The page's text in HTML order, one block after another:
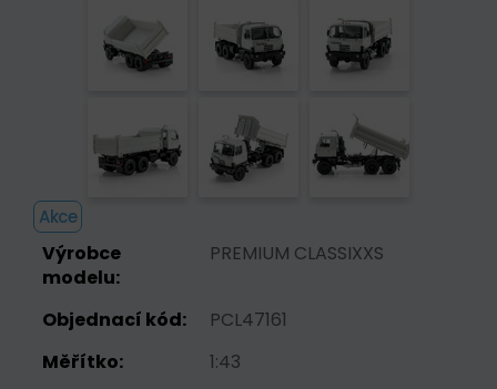
Akce
Výrobce
modelu:
PREMIUM CLASSIXXS
Objednací kód:
PCL47161
Měřítko:
1:43